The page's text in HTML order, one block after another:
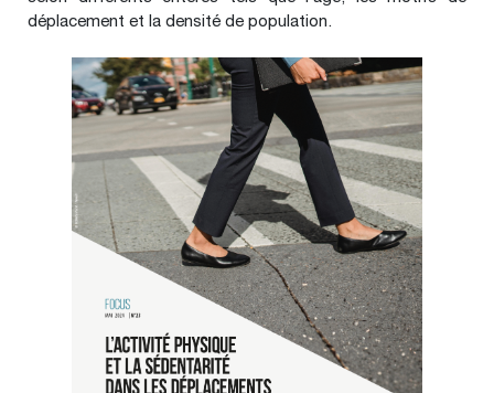
déplacement et la densité de population.